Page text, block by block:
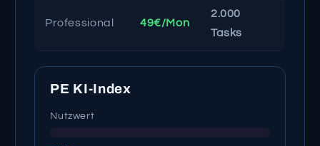
Professional 49€/Mon
2.000
Tasks
PE KI-Index
Nutzwert